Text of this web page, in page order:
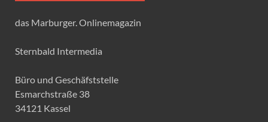
das Marburger. Onlinemagazin
Sternbald Intermedia
Büro und Geschäfststelle
Esmarchstraße 38
34121 Kassel